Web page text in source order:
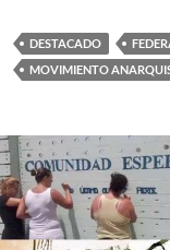
DESTACADO
MOVIMIENTO